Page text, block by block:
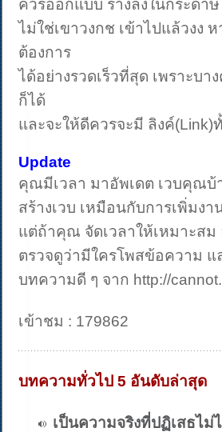
ควรออกแบบ ร่างลงในกระดา
ไม่ใช่เขาวงกช เข้าไปแล้วงง
ต้องการ
ได้อย่างรวดเร็วที่สุด เพราะบ
ก็ได้
และจะให้ดีควรจะมี ลิงค์
Update
คุณมีเวลา มาอัพเดต เวบคุณบ้
สร้างเวบ เหมือนกับการเพิ่ม
แต่ถ้าคุณ จัดเวลาให้เหมาะส
ตรวจดูว่ามีใครโพสข้อความ แ
บทความดี ๆ จาก http://
เข้าชม : 179862
บทความทั่วไป 5 อันดับล่าสุด
เป็นความจริงที่ปฏิเสธไม่